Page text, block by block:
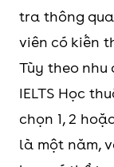
tra thông
viên có kiến
Tùy theo nhu
IELTS Học
chọn 1, 2
là một năm,